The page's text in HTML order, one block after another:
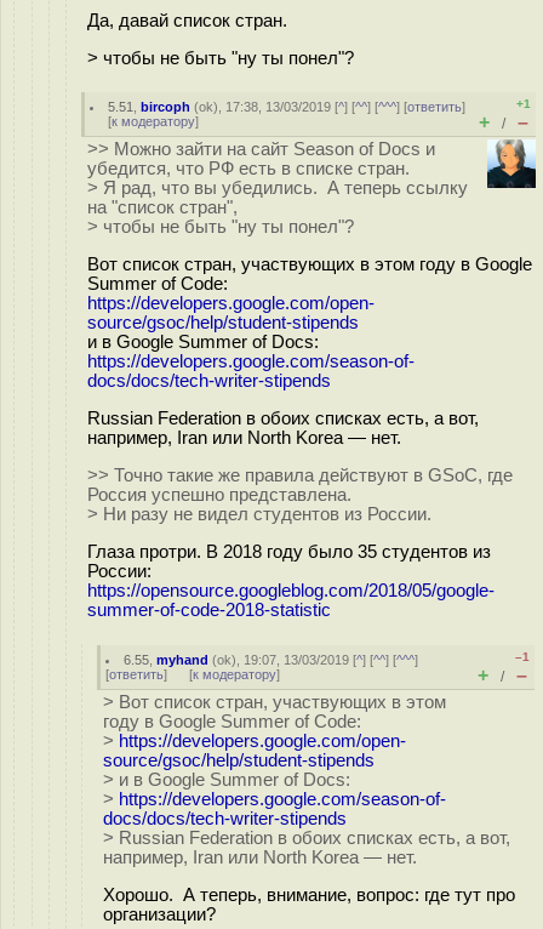
Да, давай список стран.
> чтобы не быть "ну ты понел"?
5.51 ,bircoph (ok), 17:38, 13/03/2019 [^] [^^] [^^^] [ответить]
[к модератору]
+1
+ / –
>> Можно зайти на сайт Season of Docs и
убедится, что РФ есть в списке стран.
> Я рад, что вы убедились. А теперь ссылку
на "список стран",
> чтобы не быть "ну ты понел"?
Вот список стран, участвующих в этом году в Google
Summer of Code:
https://developers.google.com/open-
source/gsoc/help/student-stipends
и в Google Summer of Docs:
https://developers.google.com/season-of-
docs/docs/tech-writer-stipends
Russian Federation в обоих списках есть, а вот,
например, Iran или North Korea — нет.
>> Точно такие же правила действуют в GSoC, где
Россия успешно представлена.
> Ни разу не видел студентов из России.
Глаза протри. В 2018 году было 35 студентов из
России:
https://opensource.googleblog.com/2018/05/google-
summer-of-code-2018-statistic
6.55 ,myhand (ok), 19:07, 13/03/2019 [^] [^^] [^^^]
[ответить] [к модератору]
–1
+ / –
> Вот список стран, участвующих в этом
году в Google Summer of Code:
> https://developers.google.com/open-
source/gsoc/help/student-stipends
> и в Google Summer of Docs:
> https://developers.google.com/season-of-
docs/docs/tech-writer-stipends
> Russian Federation в обоих списках есть, а вот,
например, Iran или North Korea — нет.
Хорошо. А теперь, внимание, вопрос: где тут про
организации?